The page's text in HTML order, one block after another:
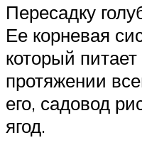
Пересадку
Ее корневая
который
протяжении
его, садовод
ягод.